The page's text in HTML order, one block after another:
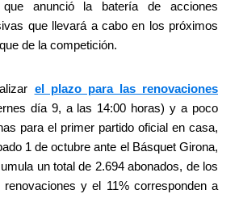
anunció la batería de acciones
que llevará a cabo en los próximos
de la competición.
el plazo para las renovaciones
día 9, a las 14:00 horas) y a poco
para el primer partido oficial en casa,
1 de octubre ante el Básquet Girona,
un total de 2.694 abonados, de los
y el 11% corresponden a